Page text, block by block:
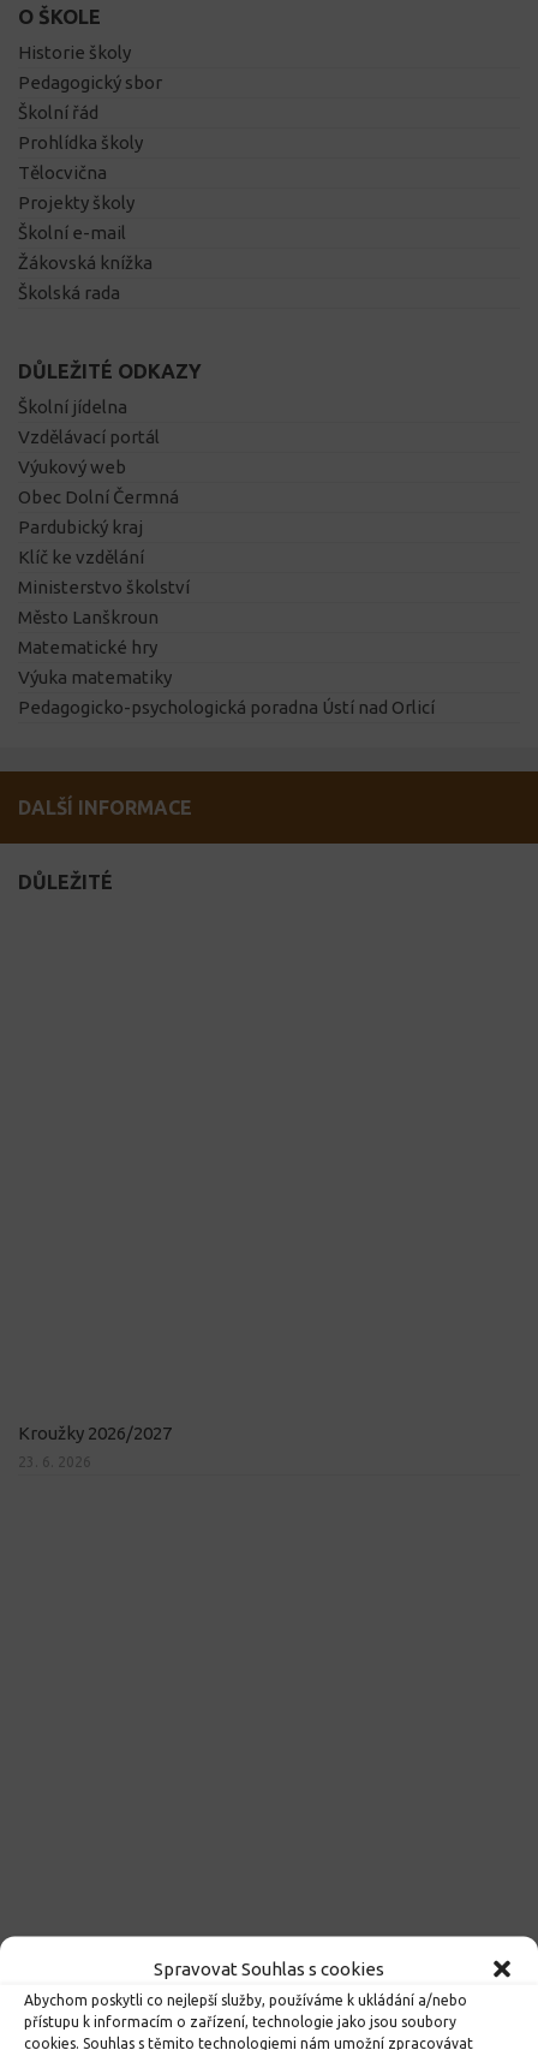
Spravovat Souhlas s cookies
Abychom poskytli co nejlepší služby, používáme k ukládání a/nebo
přístupu k informacím o zařízení, technologie jako jsou soubory
cookies. Souhlas s těmito technologiemi nám umožní zpracovávat
O ŠKOLE
Historie školy
Pedagogický sbor
Školní řád
Prohlídka školy
Tělocvična
Projekty školy
Školní e-mail
Žákovská knížka
Školská rada
DŮLEŽITÉ ODKAZY
Školní jídelna
Vzdělávací portál
Výukový web
Obec Dolní Čermná
Pardubický kraj
Klíč ke vzdělání
Ministerstvo školství
Město Lanškroun
Matematické hry
Výuka matematiky
Pedagogicko-psychologická poradna Ústí nad Orlicí
DALŠÍ INFORMACE
DŮLEŽITÉ
Kroužky 2026/2027
23. 6. 2026
ROZHODNUTÍ O PŘIJETÍ K PŘEDŠKOLNÍMU VZDĚLÁVÁNÍ
PRO ROK 2026